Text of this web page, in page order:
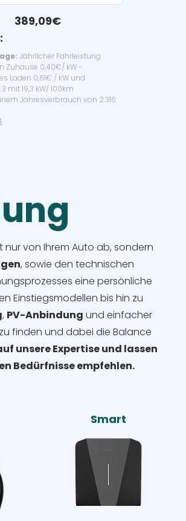
389,09€
Jährlicher Fahrleistung
Zuhause 0,40€/ kW -
Laden 0,61€ / kW und
mit 19,3 kW/ 100km
Jahresverbrauch von 2.316
nur von Ihrem Auto ab, sondern
, sowie den technischen
eine persönliche
Einstiegsmodellen bis hin zu
, PV-Anbindung und einfacher
finden und dabei die Balance
unsere Expertise und lassen
Bedürfnisse empfehlen.
Smart